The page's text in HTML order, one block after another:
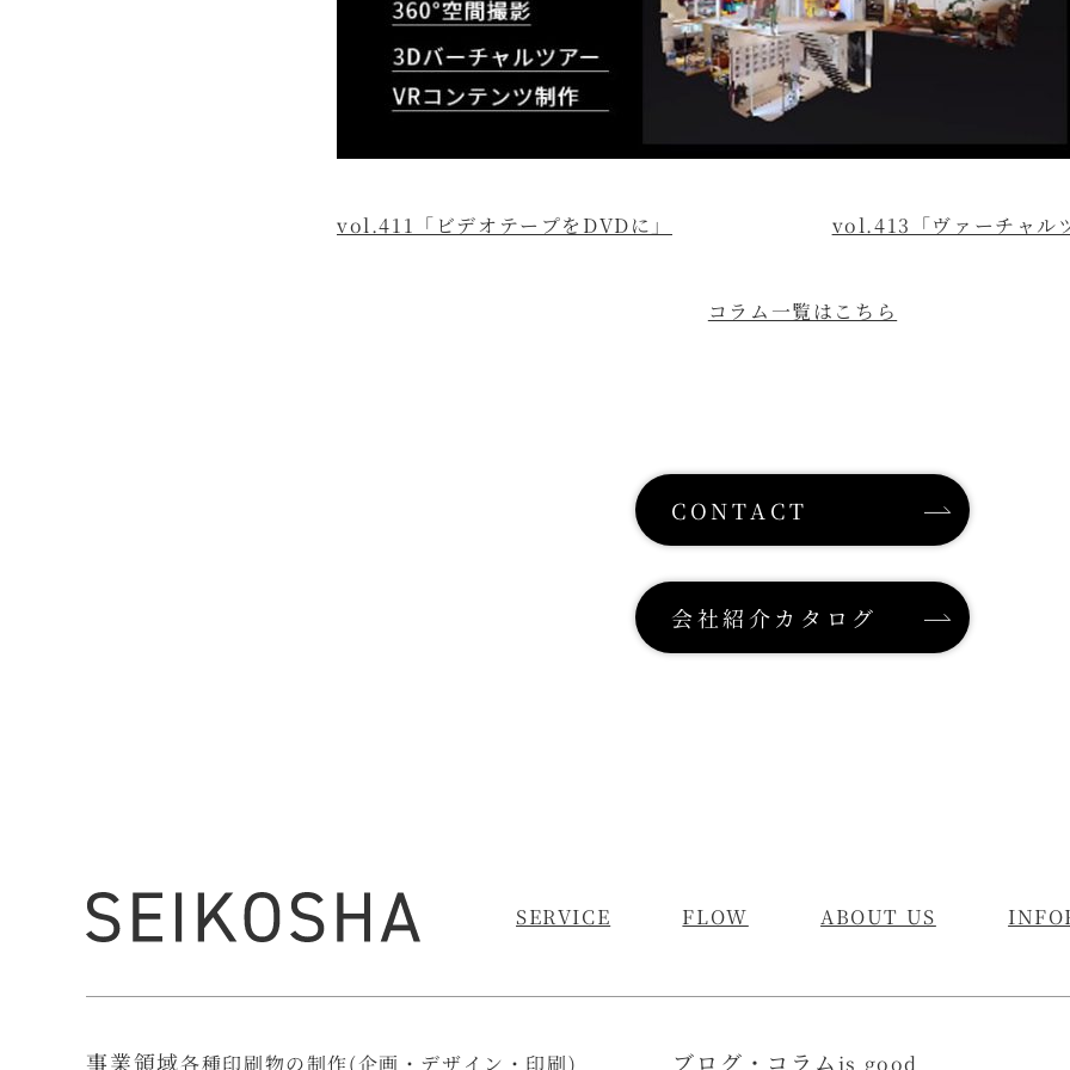
vol.411「ビデオテープをDVDに」 vol.413「ヴァーチャル
コラム一覧はこちら
CONTACT
会社紹介カタログ
SERVICE FLOW ABOUT US
事業領域各種印刷物の制作(企画・デザイン・印刷) ブログ・コラムis good